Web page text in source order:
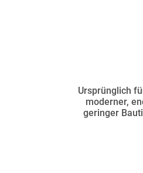
Ursprünglich
moderner,
geringer